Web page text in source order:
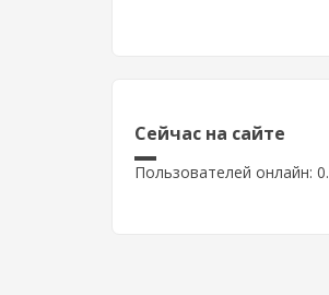
Сейчас на сайте
Пользователей онлайн: 0.